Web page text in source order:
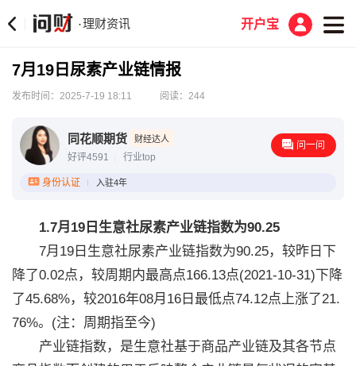
·理财资讯 开户宝
7月19日尿素产业链情报
发布时间：2025-7-19 18:11 阅读：244
同花顺期货 财经达人
好评4591 行业top
问一问
身份认证 入驻4年
1.7月19日生意社尿素产业链指数为90.25
7月19日生意社尿素产业链指数为90.25，较昨日下
降了0.02点，较周期内最高点166.13点(2021-10-31)下降
了45.68%，较2016年08月16日最低点74.12点上涨了21.
76%。(注：周期指至今)
产业链指数，是生意社基于商品产业链及其各节点